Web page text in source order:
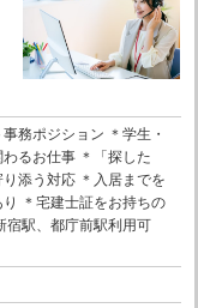
務ポジション ＊学生・
るお仕事 ＊「探した
添う対応 ＊入居までを
＊宅建士証をお持ちの
宿駅、都庁前駅利用可